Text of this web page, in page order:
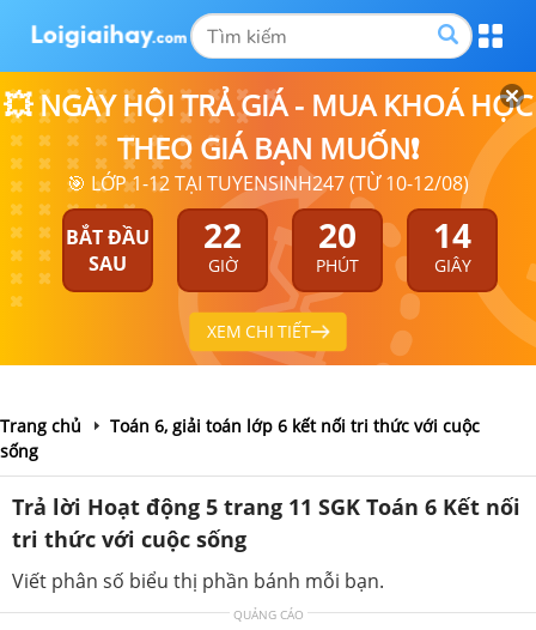
💥 NGÀY HỘI TRẢ GIÁ - MUA KHOÁ HỌC
THEO GIÁ BẠN MUỐN❗
🎯 LỚP 1-12 TẠI TUYENSINH247 (TỪ 10-12/08)
BẮT ĐẦU
SAU
22
GIỜ
20
PHÚT
13
GIÂY
XEM CHI TIẾT
Trang chủ
Toán 6, giải toán lớp 6 kết nối tri thức với cuộc
sống
Trả lời Hoạt động 5 trang 11 SGK Toán 6 Kết nối
tri thức với cuộc sống
Viết phân số biểu thị phần bánh mỗi bạn.
QUẢNG CÁO